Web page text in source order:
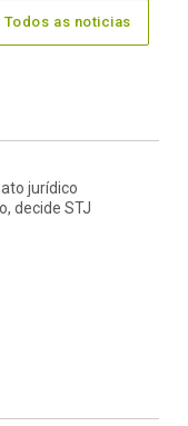
Todos as noticias
jurídico
decide STJ